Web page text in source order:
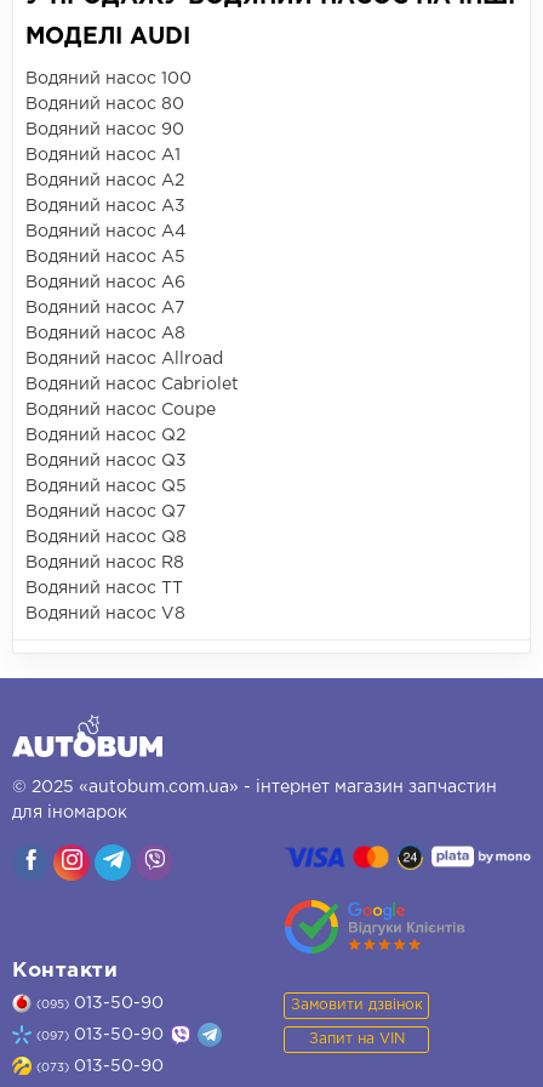
МОДЕЛІ AUDI
Водяний насос 100
Водяний насос 80
Водяний насос 90
Водяний насос A1
Водяний насос A2
Водяний насос A3
Водяний насос A4
Водяний насос A5
Водяний насос A6
Водяний насос A7
Водяний насос A8
Водяний насос Allroad
Водяний насос Cabriolet
Водяний насос Coupe
Водяний насос Q2
Водяний насос Q3
Водяний насос Q5
Водяний насос Q7
Водяний насос Q8
Водяний насос R8
Водяний насос TT
Водяний насос V8
© 2025 «autobum.com.ua» - інтернет магазин запчастин
для іномарок
Контакти
(095) 013-50-90
(097) 013-50-90
(073) 013-50-90
Замовити дзвінок
Запит на VIN